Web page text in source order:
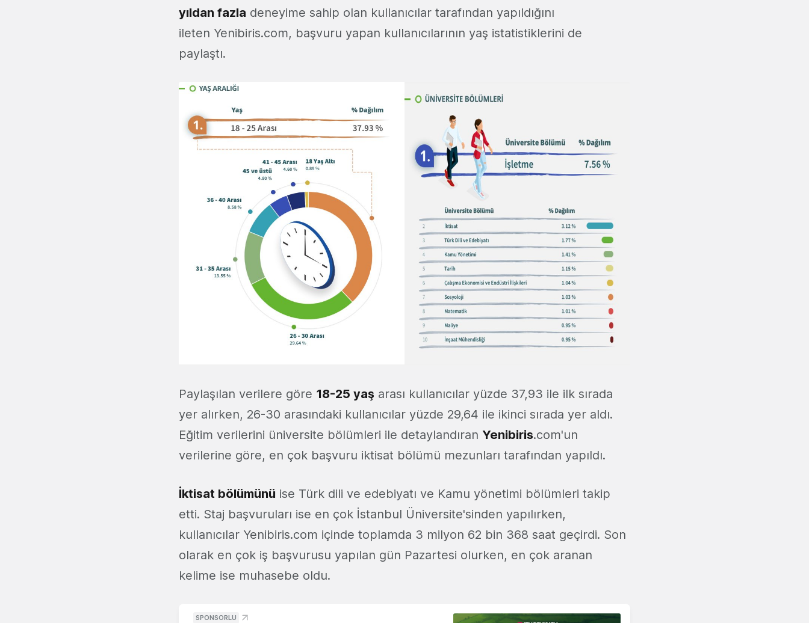
yıldan fazla deneyime sahip olan kullanıcılar tarafından yapıldığını
ileten Yenibiris.com, başvuru yapan kullanıcılarının yaş istatistiklerini de
paylaştı.
Paylaşılan verilere göre 18-25 yaş arası kullanıcılar yüzde 37,93 ile ilk sırada
yer alırken, 26-30 arasındaki kullanıcılar yüzde 29,64 ile ikinci sırada yer aldı.
Eğitim verilerini üniversite bölümleri ile detaylandıran Yenibiris.com'un
verilerine göre, en çok başvuru iktisat bölümü mezunları tarafından yapıldı.
İktisat bölümünü ise Türk dili ve edebiyatı ve Kamu yönetimi bölümleri takip
etti. Staj başvuruları ise en çok İstanbul Üniversite'sinden yapılırken,
kullanıcılar Yenibiris.com içinde toplamda 3 milyon 62 bin 368 saat geçirdi. Son
olarak en çok iş başvurusu yapılan gün Pazartesi olurken, en çok aranan
kelime ise muhasebe oldu.
SPONSORLU